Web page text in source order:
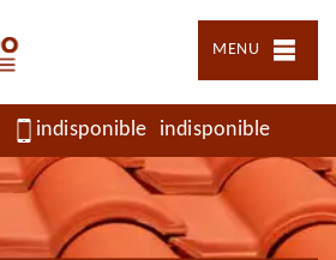
MENU
indisponible indisponible